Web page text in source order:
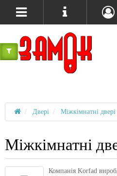
Двері Міжкімнатні двері
Міжкімнатні
Компанія Korfad